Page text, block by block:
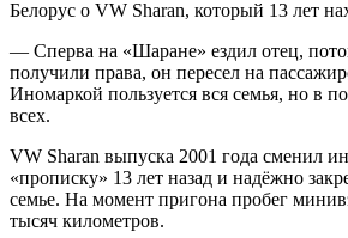
— Сперва на «Шаране» ездил отец,
получили права, он пересел на
Иномаркой пользуется вся семья, но в
всех.
VW Sharan выпуска 2001 года сменил
«прописку» 13 лет назад и надёжно
семье. На момент пригона пробег
тысяч километров.